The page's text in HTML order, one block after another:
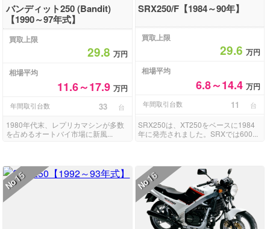
バンディット250 (Bandit)
【1990～97年式】
買取上限
29.8万円
相場平均
11.6～17.9万円
年間取引台数 33 台
1980年代末、レプリカマシンが多数
を占めるオートバイ市場に新風...
SRX250/F【1984～90年】
買取上限
29.6 万円
相場平均
6.8～14.4 万円
年間取引台数 11 台
SRX250は、XT250をベースに1984
年に発売されました。SRXでは600...
No
15 No
16